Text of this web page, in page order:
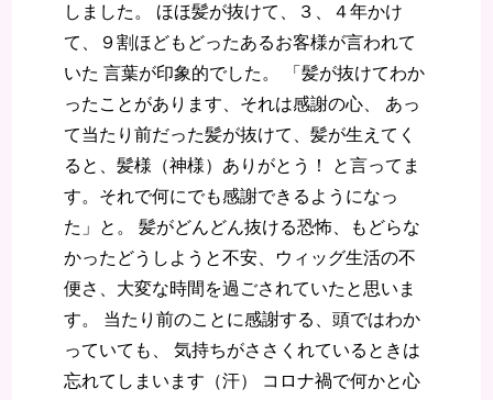
しました。 ほほ髪が抜けて、３、４年かけ
て、９割ほどもどったあるお客様が言われて
いた 言葉が印象的でした。 「髪が抜けてわか
ったことがあります、それは感謝の心、 あっ
て当たり前だった髪が抜けて、髪が生えてく
ると、髪様（神様）ありがとう！ と言ってま
す。それで何にでも感謝できるようになっ
た」と。 髪がどんどん抜ける恐怖、もどらな
かったどうしようと不安、ウィッグ生活の不
便さ、大変な時間を過ごされていたと思いま
す。 当たり前のことに感謝する、頭ではわか
っていても、 気持ちがささくれているときは
忘れてしまいます（汗） コロナ禍で何かと心